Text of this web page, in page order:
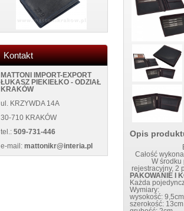
Kontakt
MATTONI IMPORT-EXPORT
ŁUKASZ PIEKIEŁKO - ODZIAŁ
KRAKÓW
ul. KRZYWDA 14A
30-710 KRAKÓW
tel.: 509-731-446
e-mail: mattonikr@interia.pl
Opis
Całość
W środku
rejestracyjny, 2
PAKOWANIE I
Każda
Wymiary:
wysokość: 9,5cm
szerokość: 13cm